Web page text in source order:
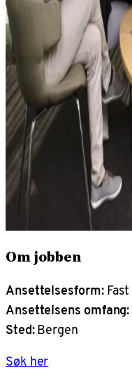
Om jobben
Ansettelsesform:Fast
Ansettelsens omfang:
Sted:Bergen
Søk her